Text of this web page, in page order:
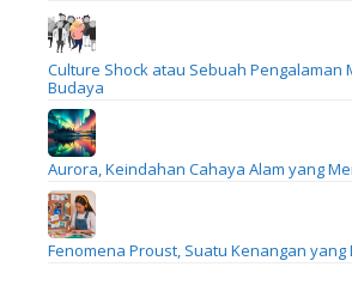
Culture Shock atau Sebuah Pengalaman
Budaya
Aurora, Keindahan Cahaya Alam yang
Fenomena Proust, Suatu Kenangan yang